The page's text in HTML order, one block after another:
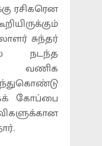
ரசிகரென
சுந்தர்
நடந்த
வணிக
கோப்பை